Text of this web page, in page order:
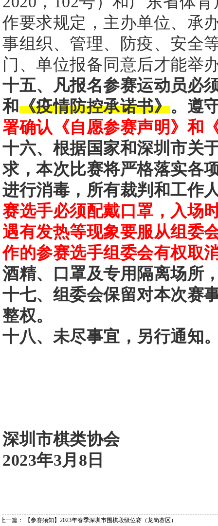
作要求规定，主办单位、承
事组织、管理、防疫、安全
门、单位报备同意后才能举
十五、凡报名参赛运动员必
和《疫情防控承诺书》。遵
署确认《自愿参赛声明》和
十六、根据国家和深圳市关
求，本次比赛将严格落实各
进行消毒，所有裁判和工作
赛选手必须配戴口罩，入场
遇有发热等现象要服从组委
作的参赛选手组委会有权取
酒精、口罩及专用隔离场所
十七、组委会保留对本次赛
整权。
十八、未尽事宜，另行通知
深圳市棋类协会
2023年3月8日
上一篇： 【参赛须知】2023年春季深圳市围棋段级位赛（龙岗赛区）